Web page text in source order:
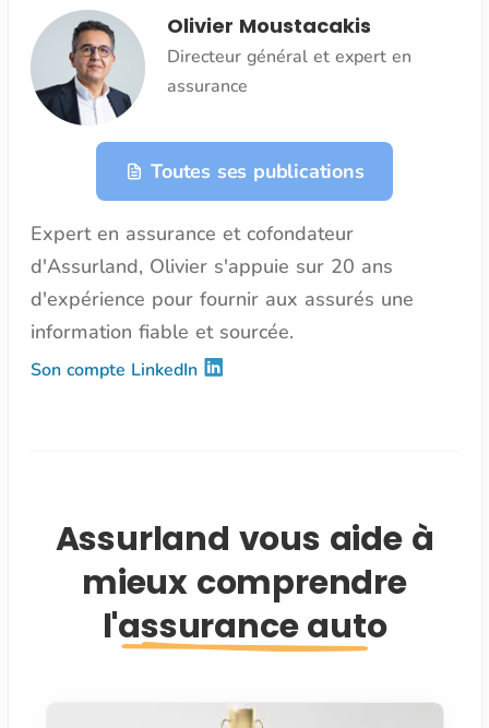
Olivier Moustacakis
Directeur général et expert en
assurance
Toutes ses publications
Expert en assurance et cofondateur
d'Assurland, Olivier s'appuie sur 20 ans
d'expérience pour fournir aux assurés une
information fiable et sourcée.
Son compte LinkedIn
Assurland vous aide à
mieux comprendre
l'assurance auto